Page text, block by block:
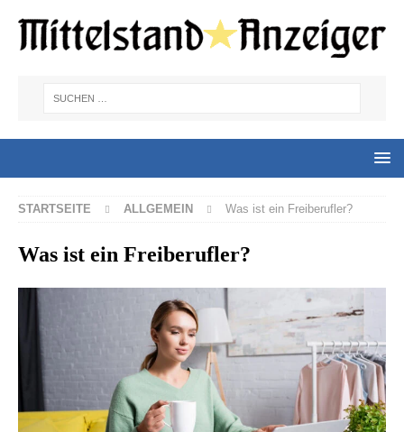
STARTSEITE ALLGEMEIN Was ist ein Freiberufler?
Was ist ein Freiberufler?